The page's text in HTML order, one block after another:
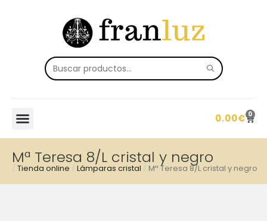
0.00€ 0
Mª Teresa 8/L cristal y negro
/ Tienda online / Lámparas cristal / Mª Teresa 8/L cristal y negro